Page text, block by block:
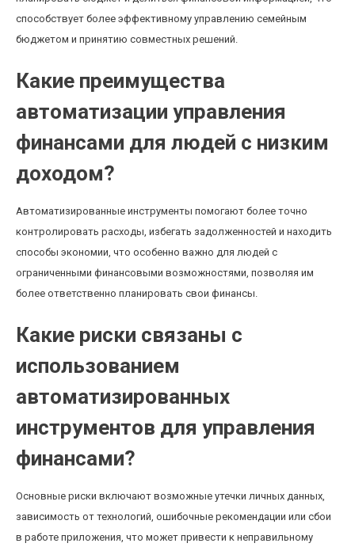
способствует более эффективному управлению семейным
бюджетом и принятию совместных решений.
Какие преимущества
автоматизации управления
финансами для людей с низким
доходом?
Автоматизированные инструменты помогают более точно
контролировать расходы, избегать задолженностей и находить
способы экономии, что особенно важно для людей с
ограниченными финансовыми возможностями, позволяя им
более ответственно планировать свои финансы.
Какие риски связаны с
использованием
автоматизированных
инструментов для управления
финансами?
Основные риски включают возможные утечки личных данных,
зависимость от технологий, ошибочные рекомендации или сбои
в работе приложения, что может привести к неправильному